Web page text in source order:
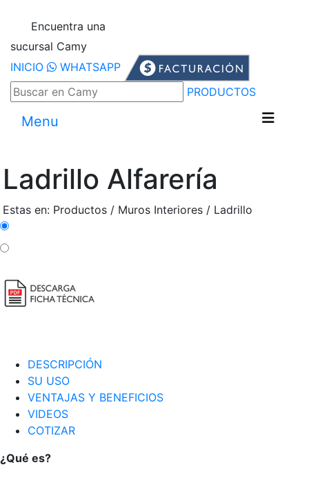
Encuentra una
sucursal Camy
INICIO
WHATSAPP
PRODUCTOS
Menu
Ladrillo Alfarería
Estas en: Productos / Muros Interiores / Ladrillo
DESCRIPCIÓN
SU USO
VENTAJAS Y BENEFICIOS
VIDEOS
COTIZAR
¿Qué es?